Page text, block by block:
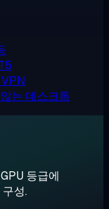
는 데스크톱
등급에
성.